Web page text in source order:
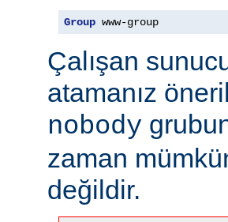
Group www-group
Çalışan
atamanız
nobody
zaman
değildir.